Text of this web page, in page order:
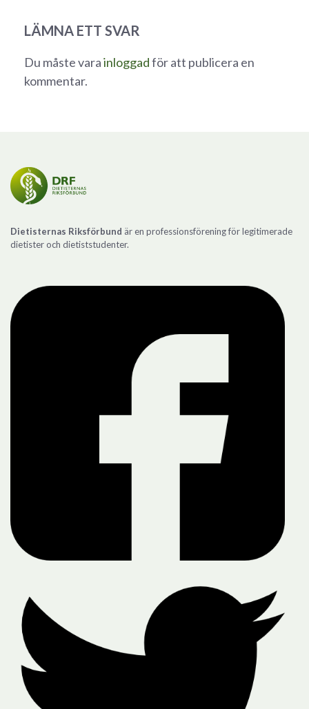
LÄMNA ETT SVAR
Du måste varainloggadför att publicera en
kommentar.
Dietisternas Riksförbund är en professionsförening för legitimerade
dietister och dietiststudenter.